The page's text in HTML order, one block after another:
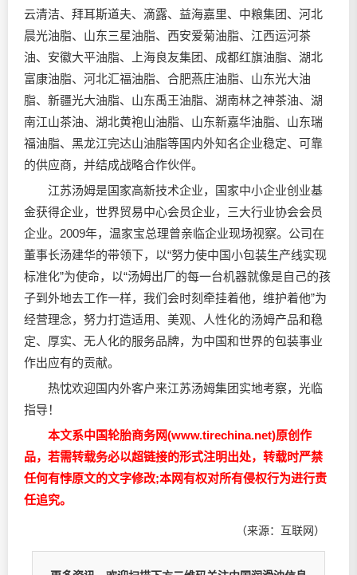
云清洁、拜耳斯道夫、滴露、益海嘉里、中粮集团、河北
晨光油脂、山东三星油脂、西安爱菊油脂、江西运河茶
油、安徽大平油脂、上海良友集团、成都红旗油脂、湖北
富康油脂、河北汇福油脂、合肥燕庄油脂、山东光大油
脂、新疆光大油脂、山东禹王油脂、湖南林之神茶油、湖
南江山茶油、湖北黄袍山油脂、山东新嘉华油脂、山东瑞
福油脂、黑龙江完达山油脂等国内外知名企业稳定、可靠
的供应商，并结成战略合作伙伴。
江苏汤姆是国家高新技术企业，国家中小企业创业基
金获得企业，世界贸易中心会员企业，三大行业协会会员
企业。2009年，温家宝总理曾亲临企业现场视察。公司在
董事长汤建华的带领下，以“努力使中国小包装生产线实现
标准化”为使命，以“汤姆出厂的每一台机器就像是自己的孩
子到外地去工作一样，我们会时刻牵挂着他，维护着他”为
经营理念，努力打造适用、美观、人性化的汤姆产品和稳
定、厚实、无人化的服务品牌，为中国和世界的包装事业
作出应有的贡献。
热忱欢迎国内外客户来江苏汤姆集团实地考察，光临
指导！
本文系中国轮胎商务网(www.tirechina.net)原创作
品，若需转载务必以超链接的形式注明出处，转载时严禁
任何有悖原文的文字修改;本网有权对所有侵权行为进行责
任追究。
（来源：互联网）